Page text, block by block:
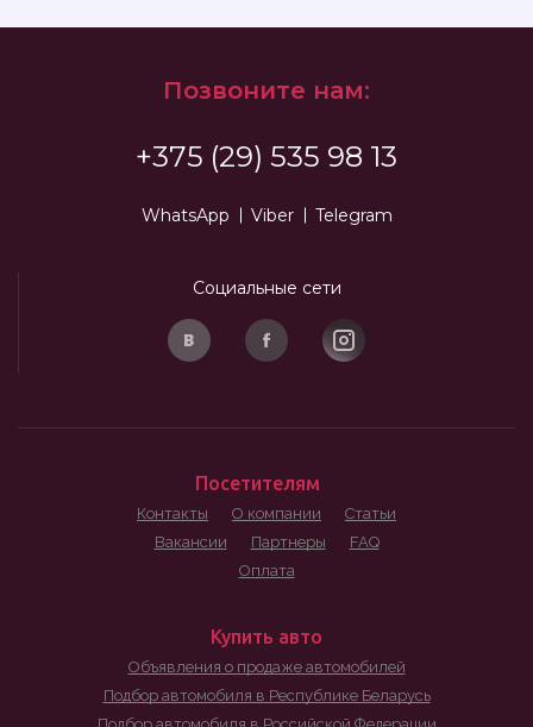
Позвоните нам:
+375 (29) 535 98 13
WhatsApp Viber Telegram
Социальные сети
Посетителям
Контакты О компании
Статьи
Вакансии
Партнеры
FAQ
Оплата
Купить авто
Объявления о продаже автомобилей
Подбор автомобиля в Республике Беларусь